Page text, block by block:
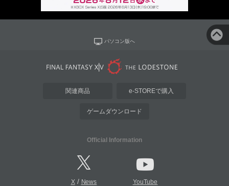
パソコン版へ
関連商品 e-STOREで購入
ゲームダウンロード
Official Information
X/ News YouTube